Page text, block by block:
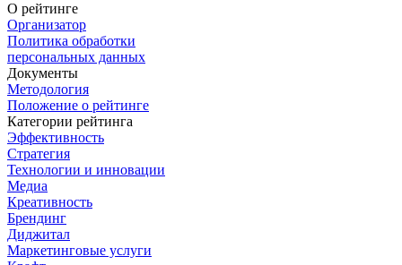
О рейтинге
Организатор
Политика обработки
персональных данных
Документы
Методология
Положение о рейтинге
Категории рейтинга
Эффективность
Стратегия
Технологии и инновации
Медиа
Креативность
Брендинг
Диджитал
Маркетинговые услуги